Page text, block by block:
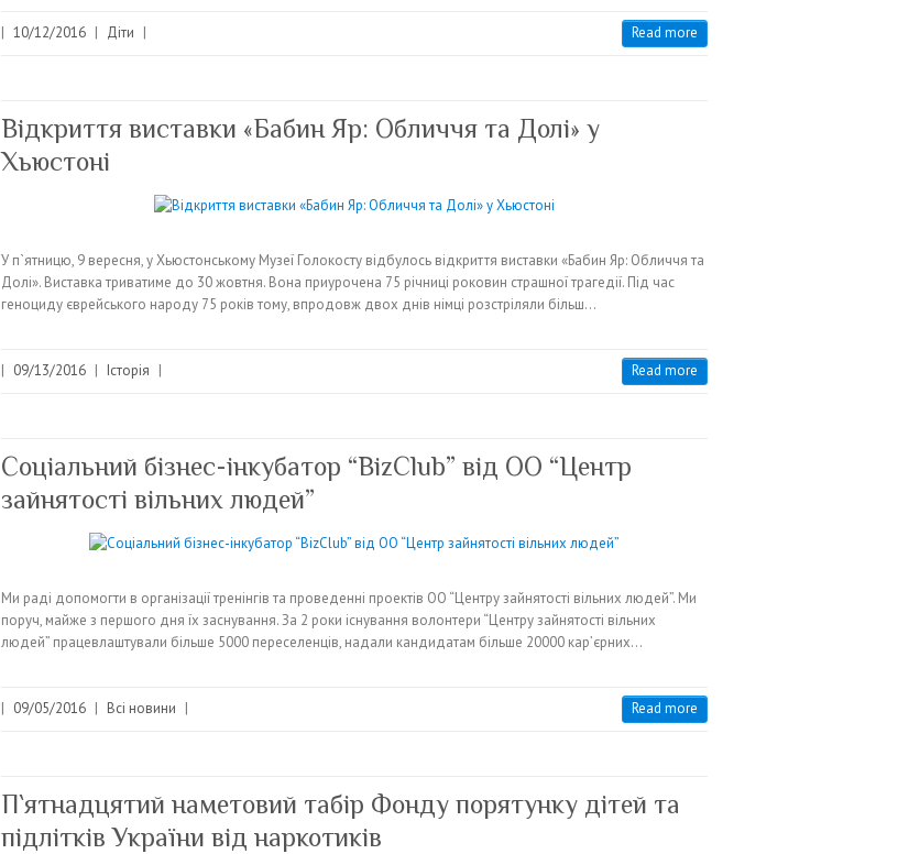
| 10/12/2016 | Діти | Read more
Відкриття виставки «Бабин Яр: Обличчя та Долі» у
Хьюстоні
У п`ятницю, 9 вересня, у Хьюстонському Музеї Голокосту відбулось відкриття виставки «Бабин Яр: Обличчя та
Долі». Виставка триватиме до 30 жовтня. Вона приурочена 75 річниці роковин страшної трагедії. Під час
геноциду єврейського народу 75 років тому, впродовж двох днів німці розстріляли більш…
| 09/13/2016 | Історія | Read more
Соціальний бізнес-інкубатор “BizClub” від ОО “Центр
зайнятості вільних людей”
Ми раді допомогти в організації тренінгів та проведенні проектів ОО “Центру зайнятості вільних людей”. Ми
поруч, майже з першого дня їх заснування. За 2 роки існування волонтери “Центру зайнятості вільних
людей” працевлаштували більше 5000 переселенців, надали кандидатам більше 20000 кар’єрних…
| 09/05/2016 | Всі новини | Read more
П`ятнадцятий наметовий табір Фонду порятунку дітей та
підлітків України від наркотиків